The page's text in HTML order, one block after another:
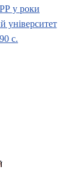
у роки
університет
с.